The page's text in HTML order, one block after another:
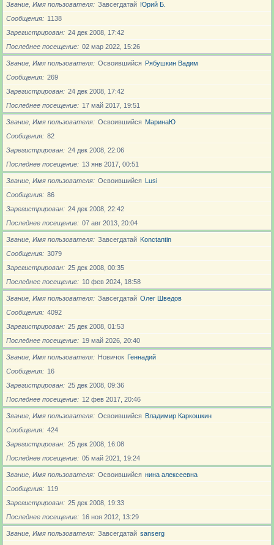
Звание, Имя пользователя Завсегдатай Юрий Б.
Сообщения
1138
Зарегистрирован
24 дек 2008, 17:42
Последнее посещение
02 мар 2022, 15:26
Звание, Имя пользователя Освоившийся Рябушкин Вадим
Сообщения
269
Зарегистрирован
24 дек 2008, 17:42
Последнее посещение
17 май 2017, 19:51
Звание, Имя пользователя Освоившийся МаринаЮ
Сообщения
82
Зарегистрирован
24 дек 2008, 22:06
Последнее посещение
13 янв 2017, 00:51
Звание, Имя пользователя Освоившийся Lusi
Сообщения
86
Зарегистрирован
24 дек 2008, 22:42
Последнее посещение
07 авг 2013, 20:04
Звание, Имя пользователя Завсегдатай Konctantin
Сообщения
3079
Зарегистрирован
25 дек 2008, 00:35
Последнее посещение
10 фев 2024, 18:58
Звание, Имя пользователя Завсегдатай Олег Шведов
Сообщения
4092
Зарегистрирован
25 дек 2008, 01:53
Последнее посещение
19 май 2026, 20:40
Звание, Имя пользователя Новичoк Геннадий
Сообщения
16
Зарегистрирован
25 дек 2008, 09:36
Последнее посещение
12 фев 2017, 20:46
Звание, Имя пользователя Освоившийся Владимир Каркошкин
Сообщения
424
Зарегистрирован
25 дек 2008, 16:08
Последнее посещение
05 май 2021, 19:24
Звание, Имя пользователя Освоившийся нина алексеевна
Сообщения
119
Зарегистрирован
25 дек 2008, 19:33
Последнее посещение
16 ноя 2012, 13:29
Звание, Имя пользователя Завсегдатай sanserg